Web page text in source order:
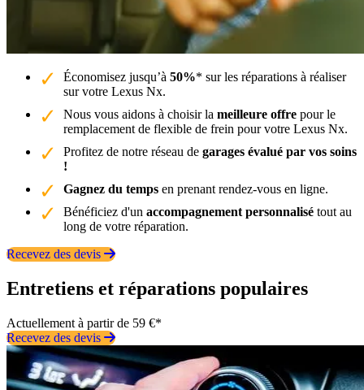
Économisez jusqu’à 50%* sur les réparations à réaliser
sur votre Lexus Nx.
Nous vous aidons à choisir la meilleure offre pour le
remplacement de flexible de frein pour votre Lexus Nx.
Profitez de notre réseau de garages évalué par vos soins
!
Gagnez du temps en prenant rendez-vous en ligne.
Bénéficiez d'un accompagnement personnalisé tout au
long de votre réparation.
Recevez des devis
Entretiens et réparations populaires
Actuellement à partir de 59 €*
Recevez des devis